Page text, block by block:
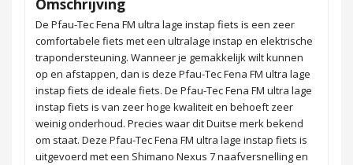
De Pfau-Tec Fena FM ultra lage instap fiets is een zeer
comfortabele fiets met een ultralage instap en elektrische
trapondersteuning. Wanneer je gemakkelijk wilt kunnen
op en afstappen, dan is deze Pfau-Tec Fena FM ultra lage
instap fiets de ideale fiets. De Pfau-Tec Fena FM ultra lage
instap fiets is van zeer hoge kwaliteit en behoeft zeer
weinig onderhoud. Precies waar dit Duitse merk bekend
om staat. Deze Pfau-Tec Fena FM ultra lage instap fiets is
uitgevoerd met een Shimano Nexus 7 naafversnelling en